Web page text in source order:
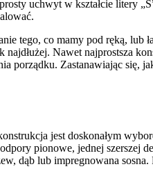
uchwyt w kształcie litery
tego, co mamy pod ręką, lub
Nawet najprostsza
porządku. Zastanawiając się,
jest doskonałym
pionowe, jednej szerszej
dąb lub impregnowana